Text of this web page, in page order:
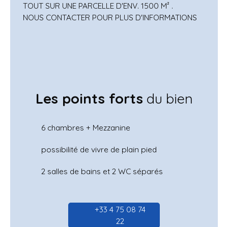
TOUT SUR UNE PARCELLE D'ENV. 1500 M² .
NOUS CONTACTER POUR PLUS D'INFORMATIONS
Les points forts du bien
6 chambres + Mezzanine
possibilité de vivre de plain pied
2 salles de bains et 2 WC séparés
+33 4 75 08 74
22